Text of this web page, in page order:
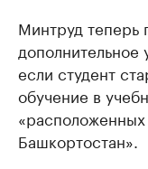
Минтруд теперь
дополнительное
если студент
обучение в
Башкортостан».